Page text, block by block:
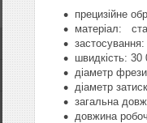
прецизійне
матеріал:
швидкість: 30
діаметр
діаметр
загальна
довжина